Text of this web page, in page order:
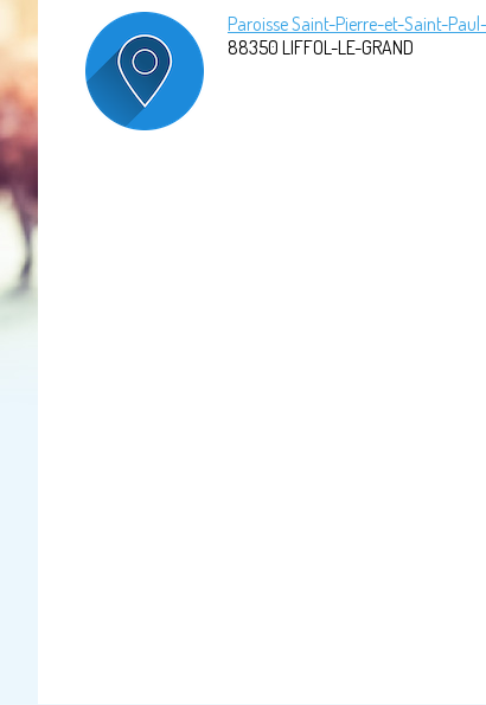
ici
Paroisse Saint-Pierre-et-Saint-
88350 LIFFOL-LE-GRAND